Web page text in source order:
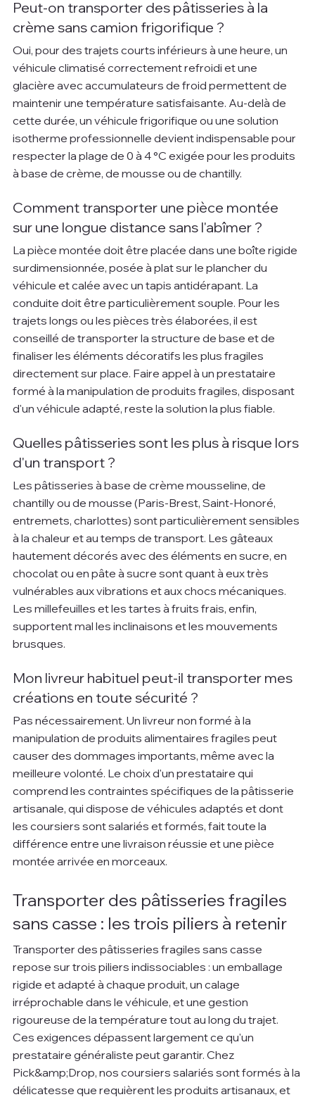
Peut-on transporter des pâtisseries à la
crème sans camion frigorifique ?
Oui, pour des trajets courts inférieurs à une heure, un
véhicule climatisé correctement refroidi et une
glacière avec accumulateurs de froid permettent de
maintenir une température satisfaisante. Au-delà de
cette durée, un véhicule frigorifique ou une solution
isotherme professionnelle devient indispensable pour
respecter la plage de 0 à 4 °C exigée pour les produits
à base de crème, de mousse ou de chantilly.
Comment transporter une pièce montée
sur une longue distance sans l'abîmer ?
La pièce montée doit être placée dans une boîte rigide
surdimensionnée, posée à plat sur le plancher du
véhicule et calée avec un tapis antidérapant. La
conduite doit être particulièrement souple. Pour les
trajets longs ou les pièces très élaborées, il est
conseillé de transporter la structure de base et de
finaliser les éléments décoratifs les plus fragiles
directement sur place. Faire appel à un prestataire
formé à la manipulation de produits fragiles, disposant
d'un véhicule adapté, reste la solution la plus fiable.
Quelles pâtisseries sont les plus à risque lors
d'un transport ?
Les pâtisseries à base de crème mousseline, de
chantilly ou de mousse (Paris-Brest, Saint-Honoré,
entremets, charlottes) sont particulièrement sensibles
à la chaleur et au temps de transport. Les gâteaux
hautement décorés avec des éléments en sucre, en
chocolat ou en pâte à sucre sont quant à eux très
vulnérables aux vibrations et aux chocs mécaniques.
Les millefeuilles et les tartes à fruits frais, enfin,
supportent mal les inclinaisons et les mouvements
brusques.
Mon livreur habituel peut-il transporter mes
créations en toute sécurité ?
Pas nécessairement. Un livreur non formé à la
manipulation de produits alimentaires fragiles peut
causer des dommages importants, même avec la
meilleure volonté. Le choix d'un prestataire qui
comprend les contraintes spécifiques de la pâtisserie
artisanale, qui dispose de véhicules adaptés et dont
les coursiers sont salariés et formés, fait toute la
différence entre une livraison réussie et une pièce
montée arrivée en morceaux.
Transporter des pâtisseries fragiles
sans casse : les trois piliers à retenir
Transporter des pâtisseries fragiles sans casse
repose sur trois piliers indissociables : un emballage
rigide et adapté à chaque produit, un calage
irréprochable dans le véhicule, et une gestion
rigoureuse de la température tout au long du trajet.
Ces exigences dépassent largement ce qu'un
prestataire généraliste peut garantir. Chez
Pick&amp;Drop, nos coursiers salariés sont formés à la
délicatesse que requièrent les produits artisanaux, et